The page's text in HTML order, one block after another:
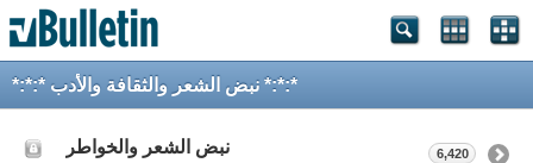
*:*:* نبض الشعر والثقافة والأدب *:*:*
نبض الشعر والخواطر 6,420